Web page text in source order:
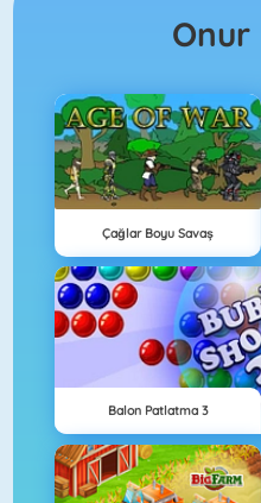
Onur
Çağlar Boyu Savaş
Balon Patlatma 3